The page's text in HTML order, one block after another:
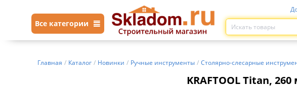
Все категории
Главная / Каталог / Новинки / Ручные инструменты / Столярно-слесарные
KRAFTOOL Titan,